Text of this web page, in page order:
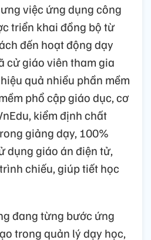
việc ứng dụng công
triển khai đồng bộ từ
đến hoạt động dạy
cử giáo viên tham gia
quả nhiều phần mềm
phổ cập giáo dục, cơ
kiểm định chất
giảng dạy, 100%
dụng giáo án điện tử,
chiếu, giúp tiết học
đang từng bước ứng
trong quản lý dạy học,